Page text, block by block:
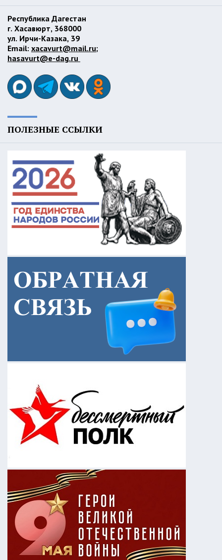
Республика Дагестан
г. Хасавюрт, 368000
ул. Ирчи-Казака, 39
Email: xacavurt@mail.ru;
hasavurt@e-dag.ru
ПОЛЕЗНЫЕ ССЫЛКИ